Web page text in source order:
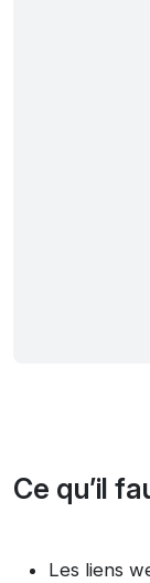
Ce qu’il
Les liens